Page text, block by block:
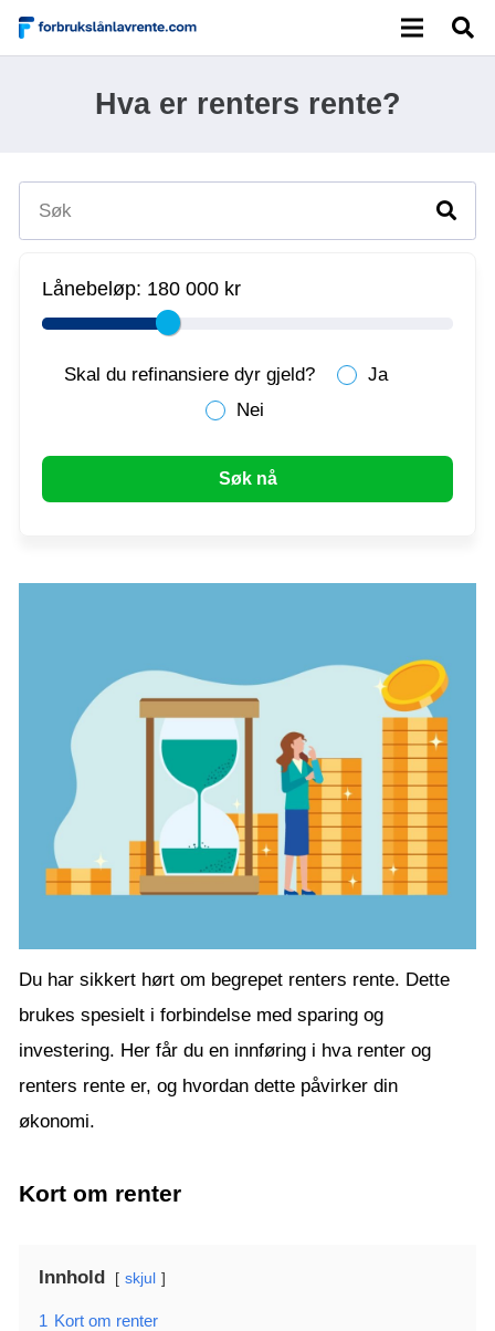
Hva er renters rente?
Du har sikkert hørt om begrepet renters rente. Dette
brukes spesielt i forbindelse med sparing og
investering. Her får du en innføring i hva renter og
renters rente er, og hvordan dette påvirker din
økonomi.
Kort om renter
Innhold skjul
1 Kort om renter
Lånebeløp: 180 000 kr
Skal du refinansiere dyr gjeld?
Ja
Nei
Søk nå